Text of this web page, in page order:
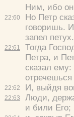
22:60
22:61
22:62
22:63
Ним, ибо он
Но Петр
говоришь.
запел петух.
Тогда
Петра, и
сказал ему:
И, выйдя
Люди,
и били Его;